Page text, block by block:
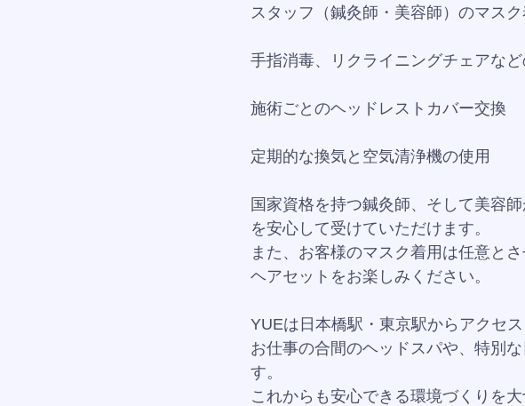
スタッフ（鍼灸師・美容師）のマスク
手指消毒、リクライニングチェアな
施術ごとのヘッドレストカバー交換
定期的な換気と空気清浄機の使用
国家資格を持つ鍼灸師、そして美容
を安心して受けていただけます。
また、お客様のマスク着用は任意と
ヘアセットをお楽しみください。
YUEは日本橋駅・東京駅からアクセス
お仕事の合間のヘッドスパや、特別
す。
これからも安心できる環境づくりを